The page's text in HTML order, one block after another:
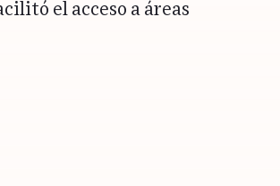
el acceso a áreas